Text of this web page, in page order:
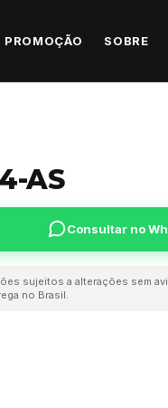
PROMOÇÃO SOBRE
AS
Consultar no
sujeitos a alterações sem
no Brasil.